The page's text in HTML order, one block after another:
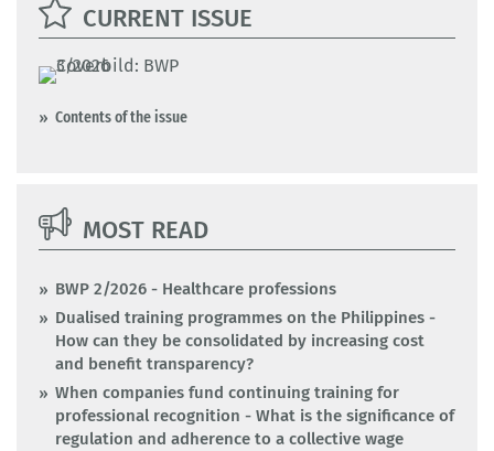
CURRENT ISSUE
Contents of the issue
MOST READ
BWP 2/2026 - Healthcare professions
Dualised training programmes on the Philippines -
How can they be consolidated by increasing cost
and benefit transparency?
When companies fund continuing training for
professional recognition - What is the significance of
regulation and adherence to a collective wage